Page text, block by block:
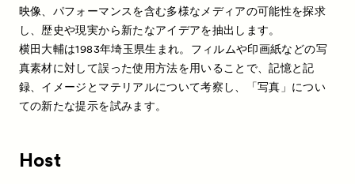
映像、パフォーマンスを含む多様なメディアの可能性を探求
し、歴史や現実から新たなアイデアを抽出します。
横田大輔は1983年埼玉県生まれ。フィルムや印画紙などの写
真素材に対して誤った使用方法を用いることで、記憶と記
録、イメージとマテリアルについて考察し、「写真」につい
ての新たな提示を試みます。
Host